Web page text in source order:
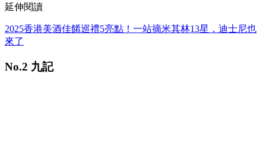
延伸閱讀
2025香港美酒佳餚巡禮5亮點！一站摘米其林13星，迪士尼也
來了
No.2 九記